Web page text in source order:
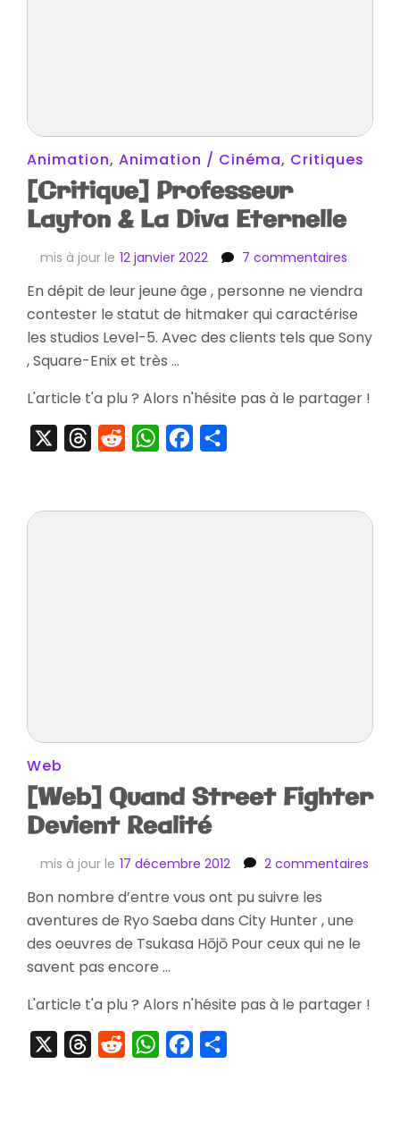
Animation, Animation / Cinéma, Critiques
[Critique] Professeur
Layton & La Diva Eternelle
mis à jour le 12 janvier 2022 7 commentaires
Layton
&
En dépit de leur jeune âge , personne ne viendra
contester le statut de hitmaker qui caractérise
les studios Level-5. Avec des clients tels que Sony
, Square-Enix et très …
L'article t'a plu ? Alors n'hésite pas à le partager !
ThreadsRedditWhatsAppFacebook
Web
[Web] Quand Street Fighter
Devient Realité
mis à jour le 17 décembre 2012 2 commentaires
Bon nombre d’entre vous ont pu suivre les
aventures de Ryo Saeba dans City Hunter , une
des oeuvres de Tsukasa Hōjō Pour ceux qui ne le
savent pas encore …
L'article t'a plu ? Alors n'hésite pas à le partager !
ThreadsRedditWhatsAppFacebook